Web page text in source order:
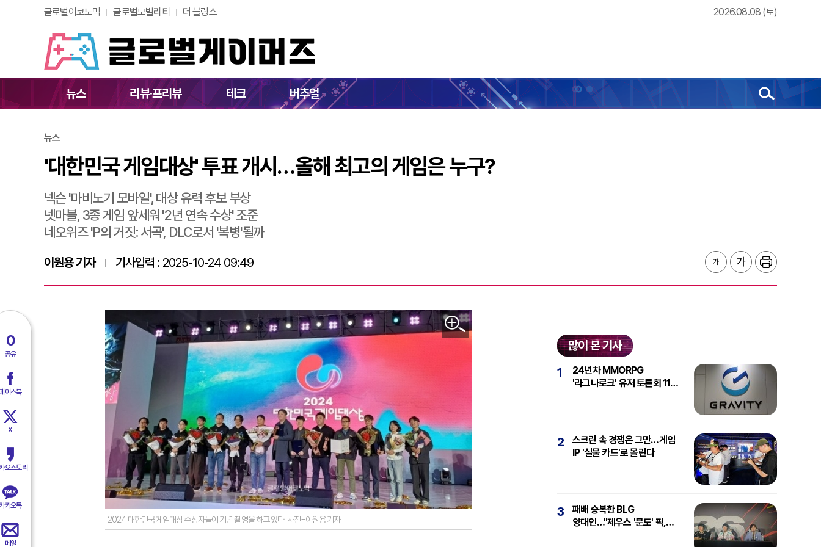
글로벌이코노믹 글로벌모빌리티 더 블링스 2026.08.08 (토)
뉴스 리뷰·프리뷰 테크 버추얼
'대한민국 게임대상' 투표 개시…올해 최고의 게임은 누구?
0
공유
이스북
X
오스토리
카오톡
메일
뉴스
'대한민국 게임대상' 투표 개시…올해 최고의 게임은 누구?
넥슨 '마비노기 모바일', 대상 유력 후보 부상
넷마블, 3종 게임 앞세워 '2년 연속 수상' 조준
네오위즈 'P의 거짓: 서곡', DLC로서 '복병'될까
이원용 기자 기사입력 : 2025-10-24 09:49
2024 대한민국 게임대상 수상자들이 기념 촬영을 하고 있다. 사진=이원용 기자
많이 본 기사
1
24년차 MMORPG
'라그나로크' 유저 토론회 11일
2
스크린 속 경쟁은 그만…게임
IP '실물 카드'로 몰린다
3
패배 승복한 BLG
양대인…"제우스 '문도' 픽,